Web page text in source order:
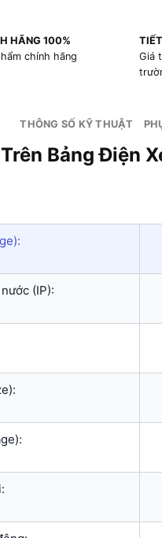
HÃNG 100%
chính hãng
Giá
THÔNG SỐ KỸ THUẬT
Bảng
(IP):